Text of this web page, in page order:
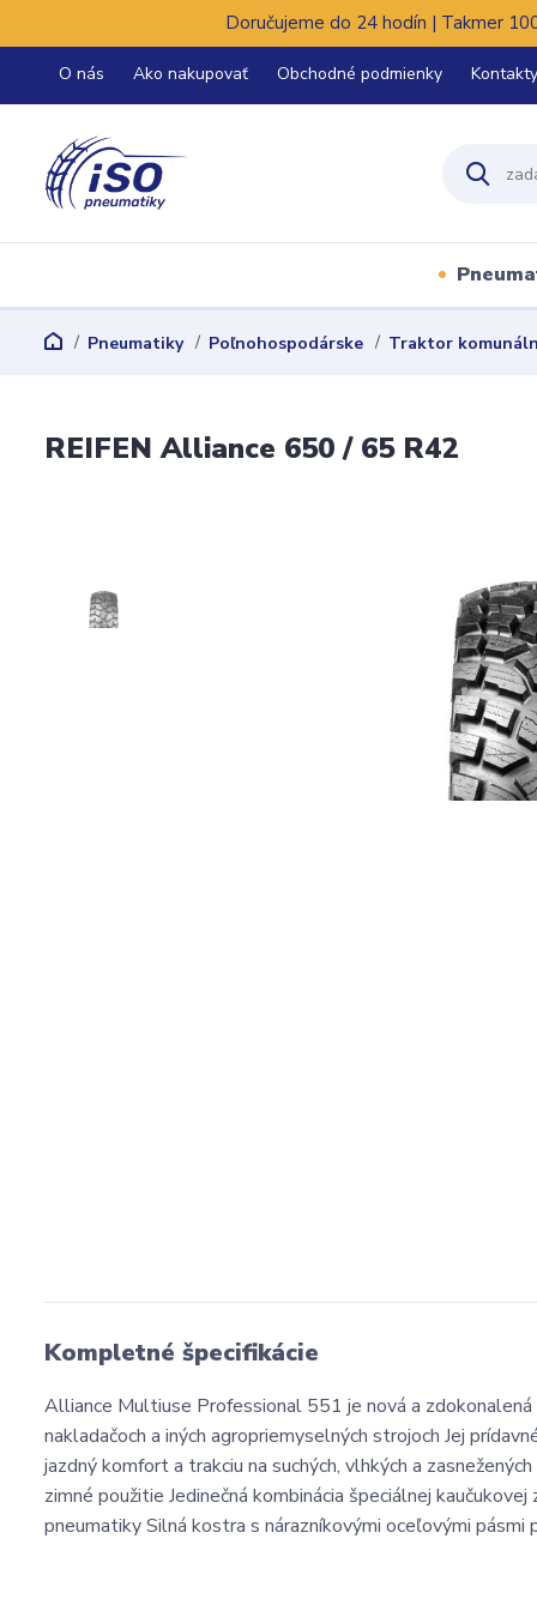
Doručujeme do 24 hodín | Takmer
O nás Ako nakupovať Obchodné podmienky Kontakty
Pneumatiky Poľnohospodárske Traktor
REIFEN Alliance 650 / 65 R42
Kompletné špecifikácie
Alliance Multiuse Professional 551 je nová a
nakladačoch a iných agropriemyselných strojoch Jej
jazdný komfort a trakciu na suchých, vlhkých a
zimné použitie Jedinečná kombinácia špeciálnej
pneumatiky Silná kostra s nárazníkovými oceľovými